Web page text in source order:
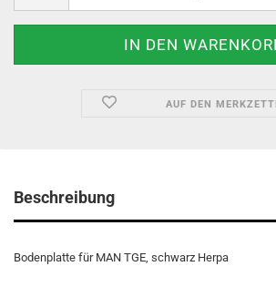
AUF DEN
Beschreibung
Bodenplatte für MAN TGE, schwarz Herpa